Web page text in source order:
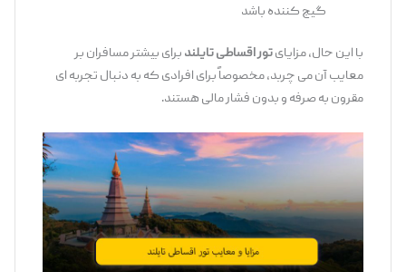
گیج‌ کننده باشد
با این حال، مزایایتور اقساطی تایلندبرای بیشتر مسافران بر
معایب آن می ‌چربد، مخصوصاً برای افرادی که به دنبال تجربه ‌ای
مقرون ‌به‌ صرفه و بدون فشار مالی هستند.